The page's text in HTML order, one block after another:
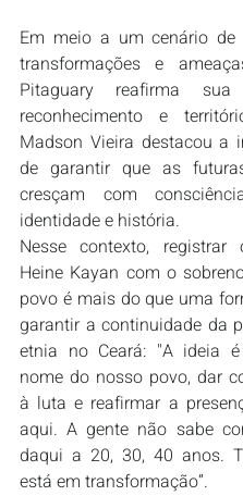
Em meio a um cenário de
transformações e
Pitaguary reafirma
reconhecimento e
Madson Vieira destacou a
de garantir que as
cresçam com
identidade e história.
Nesse contexto, registrar
Heine Kayan com o
povo é mais do que uma
garantir a continuidade da
etnia no Ceará: "A ideia
nome do nosso povo, dar
à luta e reafirmar a
aqui. A gente não sabe
daqui a 20, 30, 40 anos.
está em transformação”.